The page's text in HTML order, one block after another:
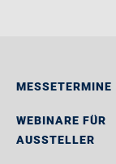
MESSETERMINE
WEBINARE FÜR
AUSSTELLER